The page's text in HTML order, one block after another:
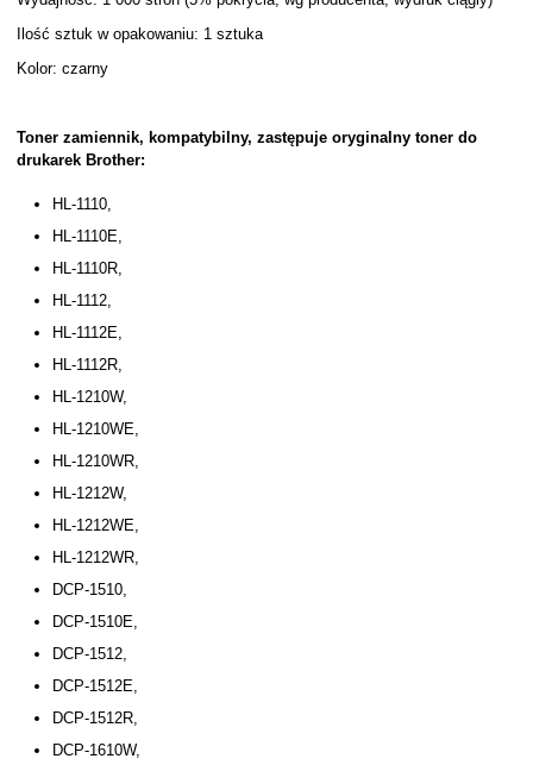
Ilość sztuk w opakowaniu: 1 sztuka
Kolor: czarny
Toner zamiennik, kompatybilny, zastępuje oryginalny toner do
drukarek Brother:
HL-1110,
HL-1110E,
HL-1110R,
HL-1112,
HL-1112E,
HL-1112R,
HL-1210W,
HL-1210WE,
HL-1210WR,
HL-1212W,
HL-1212WE,
HL-1212WR,
DCP-1510,
DCP-1510E,
DCP-1512,
DCP-1512E,
DCP-1512R,
DCP-1610W,